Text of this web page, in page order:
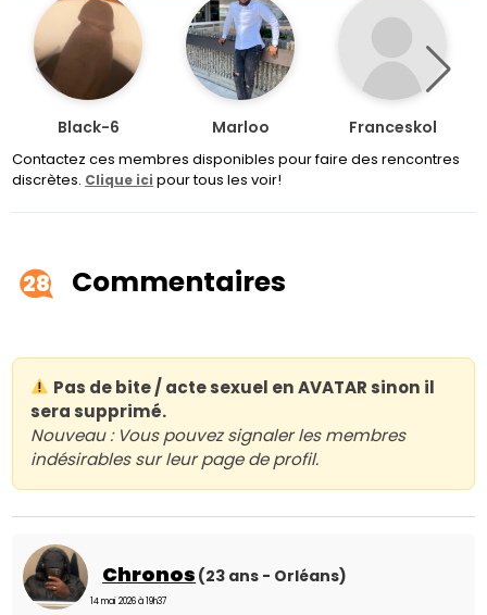
Black-6 Marloo Franceskol
Contactez ces membres disponibles pour faire des rencontres
discrètes. Clique ici pour tous les voir!
28 Commentaires
Pas de bite / acte sexuel en AVATAR sinon il
sera supprimé.
Nouveau : Vous pouvez signaler les membres
indésirables sur leur page de profil.
Chronos (23 ans - Orléans)
14 mai 2026 à 19h37